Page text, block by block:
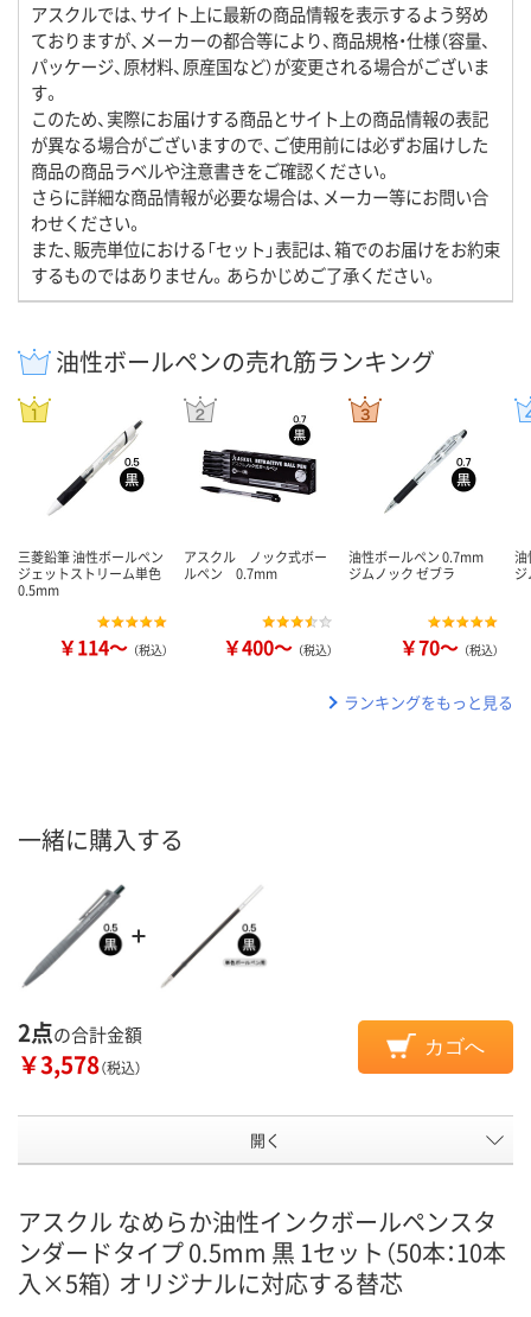
アスクルでは、サイト上に最新の商品情報を表示するよう努め
ておりますが、メーカーの都合等により、商品規格・仕様（容量、
パッケージ、原材料、原産国など）が変更される場合がございま
す。
このため、実際にお届けする商品とサイト上の商品情報の表記
が異なる場合がございますので、ご使用前には必ずお届けした
商品の商品ラベルや注意書きをご確認ください。
さらに詳細な商品情報が必要な場合は、メーカー等にお問い合
わせください。
また、販売単位における「セット」表記は、箱でのお届けをお約束
するものではありません。あらかじめご了承ください。
油性ボールペンの売れ筋ランキング
三菱鉛筆 油性ボールペン
ジェットストリーム単色
0.5mm
￥114～ （税込）
アスクル ノック式ボー
ルペン 0.7mm
￥400～ （税込）
油性ボールペン 0.7mm
ジムノック ゼブラ
￥70～ （税込）
油
ランキングをもっと見る
一緒に購入する
2点の合計金額
￥3,578（税込）
カゴへ
開く
アスクル なめらか油性インクボールペンスタ
ンダードタイプ 0.5mm 黒 1セット（50本：10本
入×5箱） オリジナルに対応する替芯